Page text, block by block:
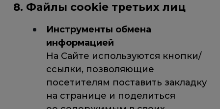
8. Файлы cookie третьих лиц
Инструменты обмена
информацией
На Сайте используются кнопки/
ссылки, позволяющие
посетителям поставить закладку
на странице и поделиться